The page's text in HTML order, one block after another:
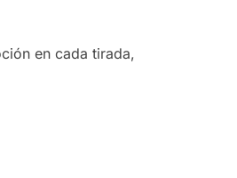
en cada tirada,